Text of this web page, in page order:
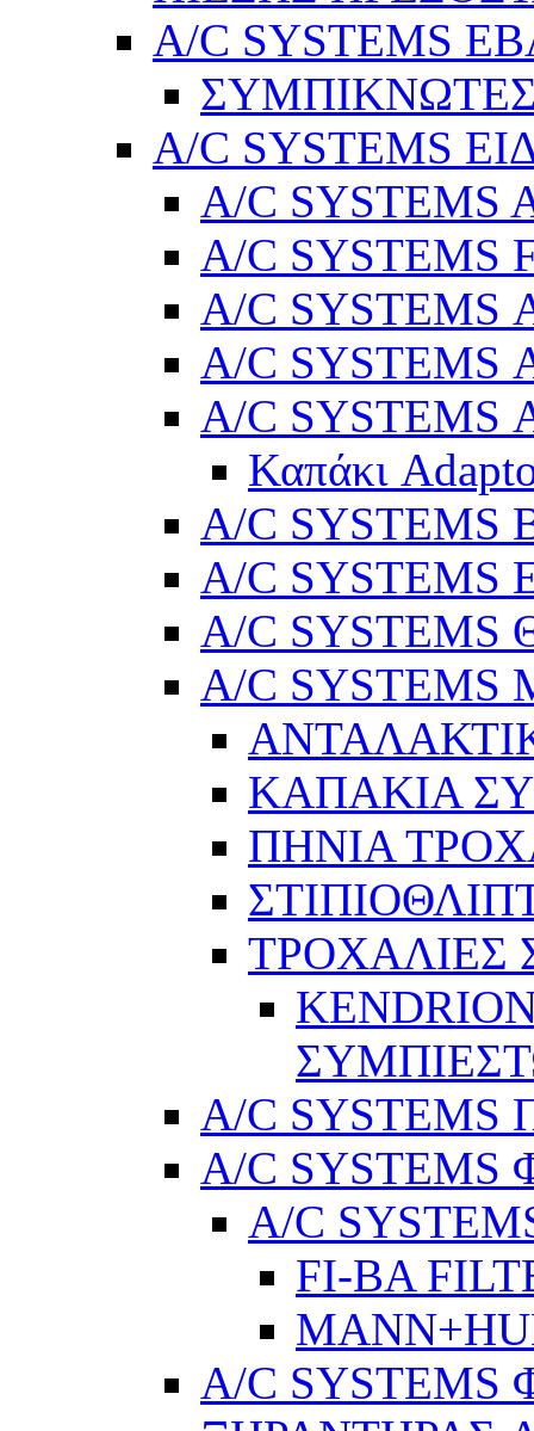
A/C SYSTEMS
A/C SYSTEMS
A/C SYSTEMS
A/C SYSTEMS
A/C SYSTEMS
A/C SYSTEMS
A/C SYSTEMS
Καπάκι
A/C SYSTEMS
A/C SYSTEMS
A/C SYSTEMS
A/C SYSTEMS
ΚΑΠΑΚΙΑ
ΠΗΝΙΑ
ΤΡΟΧΑΛΙΕΣ
A/C SYSTEMS
A/C
A/C
FI-BA
A/C